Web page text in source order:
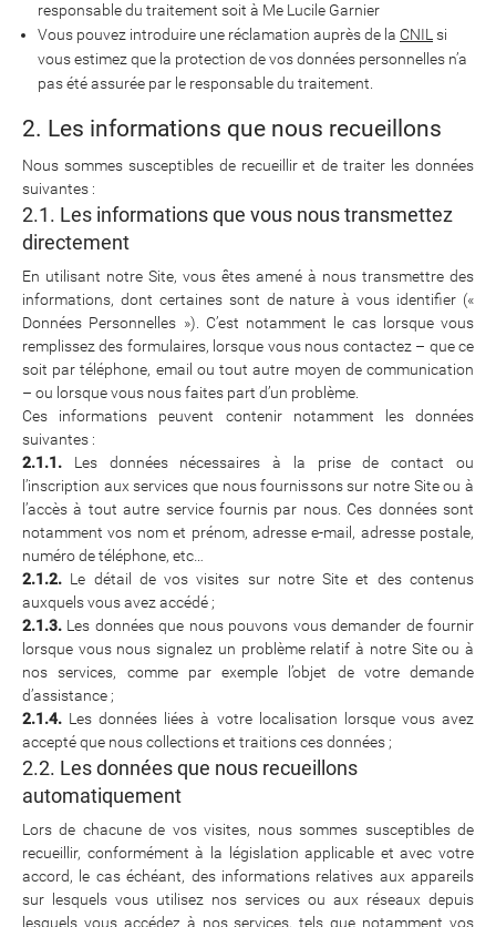
responsable du traitement soit à Me Lucile Garnier
Vous pouvez introduire une réclamation auprès de la CNIL si
vous estimez que la protection de vos données personnelles n’a
pas été assurée par le responsable du traitement.
2. Les informations que nous recueillons
Nous sommes susceptibles de recueillir et de traiter les données
suivantes :
2.1. Les informations que vous nous transmettez
directement
En utilisant notre Site, vous êtes amené à nous transmettre des
informations, dont certaines sont de nature à vous identifier («
Données Personnelles »). C’est notamment le cas lorsque vous
remplissez des formulaires, lorsque vous nous contactez – que ce
soit par téléphone, email ou tout autre moyen de communication
– ou lorsque vous nous faites part d’un problème.
Ces informations peuvent contenir notamment les données
suivantes :
2.1.1. Les données nécessaires à la prise de contact ou
l’inscription aux services que nous fournissons sur notre Site ou à
l’accès à tout autre service fournis par nous. Ces données sont
notamment vos nom et prénom, adresse e-mail, adresse postale,
numéro de téléphone, etc…
2.1.2. Le détail de vos visites sur notre Site et des contenus
auxquels vous avez accédé ;
2.1.3. Les données que nous pouvons vous demander de fournir
lorsque vous nous signalez un problème relatif à notre Site ou à
nos services, comme par exemple l’objet de votre demande
d’assistance ;
2.1.4. Les données liées à votre localisation lorsque vous avez
accepté que nous collections et traitions ces données ;
2.2. Les données que nous recueillons
automatiquement
Lors de chacune de vos visites, nous sommes susceptibles de
recueillir, conformément à la législation applicable et avec votre
accord, le cas échéant, des informations relatives aux appareils
sur lesquels vous utilisez nos services ou aux réseaux depuis
lesquels vous accédez à nos services, tels que notamment vos